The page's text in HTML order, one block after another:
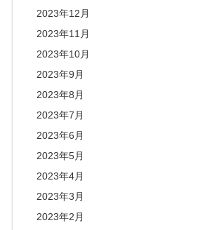
2023年12月
2023年11月
2023年10月
2023年9月
2023年8月
2023年7月
2023年6月
2023年5月
2023年4月
2023年3月
2023年2月